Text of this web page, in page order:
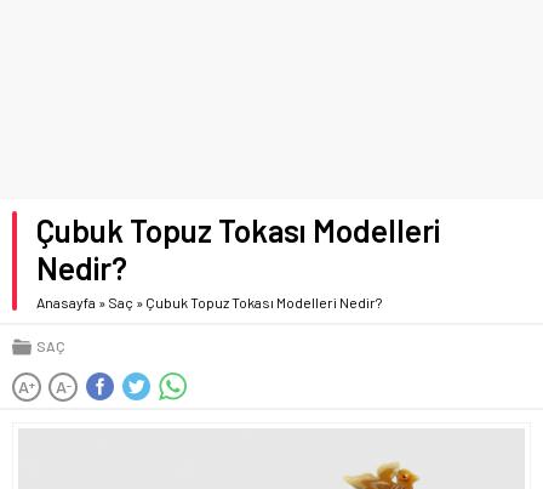
Çubuk Topuz Tokası Modelleri
Nedir?
Anasayfa » Saç » Çubuk Topuz Tokası Modelleri Nedir?
SAÇ
A+ A-